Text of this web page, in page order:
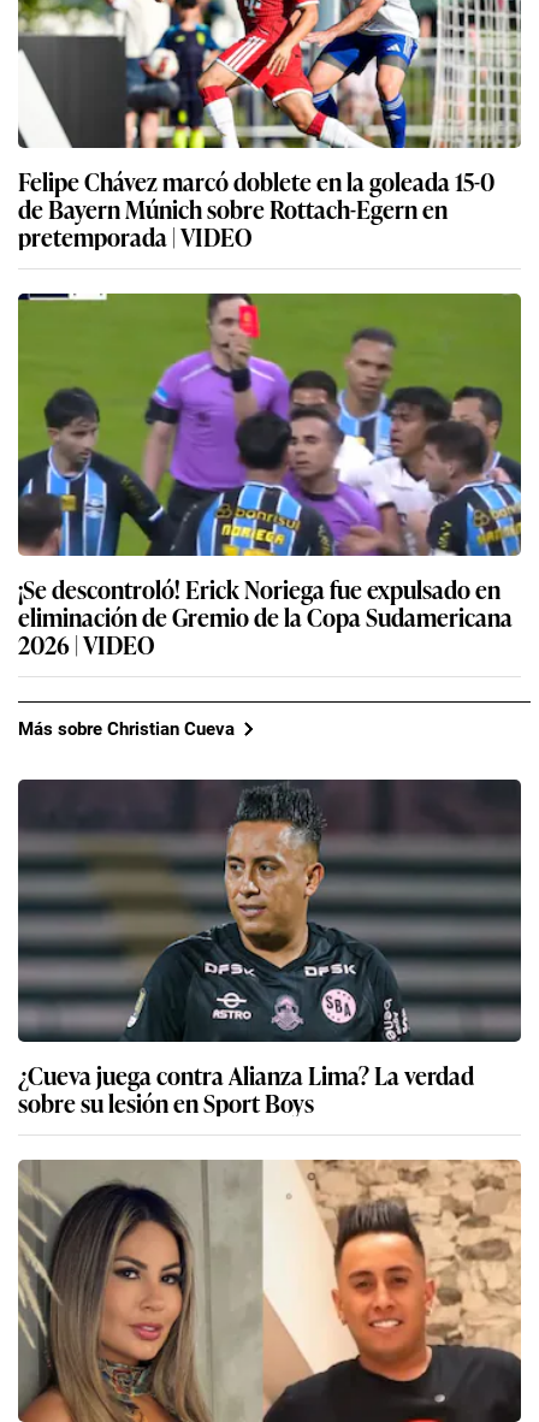
Felipe Chávez marcó doblete en la goleada 15-0
de Bayern Múnich sobre Rottach-Egern en
pretemporada | VIDEO
¡Se descontroló! Erick Noriega fue expulsado en
eliminación de Gremio de la Copa Sudamericana
2026 | VIDEO
Más sobre Christian Cueva
¿Cueva juega contra Alianza Lima? La verdad
sobre su lesión en Sport Boys